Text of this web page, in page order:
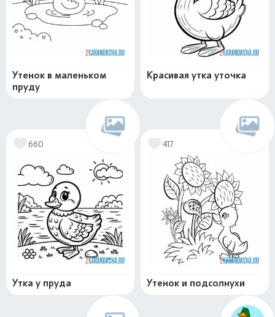
Утенок в маленьком
пруду
Красивая утка уточка
660
Утка у пруда
417
Утенок и подсолнухи